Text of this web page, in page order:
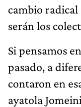
cambio
serán los
Si pensamos
pasado, a
contaron en
ayatola